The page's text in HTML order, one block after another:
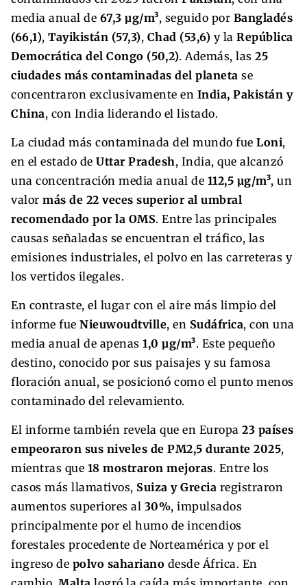
media anual de 67,3 µg/m³, seguido por Bangladés
(66,1), Tayikistán (57,3), Chad (53,6) y la República
Democrática del Congo (50,2). Además, las 25
ciudades más contaminadas del planeta se
concentraron exclusivamente en India, Pakistán y
China, con India liderando el listado.
La ciudad más contaminada del mundo fue Loni,
en el estado de Uttar Pradesh, India, que alcanzó
una concentración media anual de 112,5 µg/m³, un
valor más de 22 veces superior al umbral
recomendado por la OMS. Entre las principales
causas señaladas se encuentran el tráfico, las
emisiones industriales, el polvo en las carreteras y
los vertidos ilegales.
En contraste, el lugar con el aire más limpio del
informe fue Nieuwoudtville, en Sudáfrica, con una
media anual de apenas 1,0 µg/m³. Este pequeño
destino, conocido por sus paisajes y su famosa
floración anual, se posicionó como el punto menos
contaminado del relevamiento.
El informe también revela que en Europa 23 países
empeoraron sus niveles de PM2,5 durante 2025,
mientras que 18 mostraron mejoras. Entre los
casos más llamativos, Suiza y Grecia registraron
aumentos superiores al 30%, impulsados
principalmente por el humo de incendios
forestales procedente de Norteamérica y por el
ingreso de polvo sahariano desde África. En